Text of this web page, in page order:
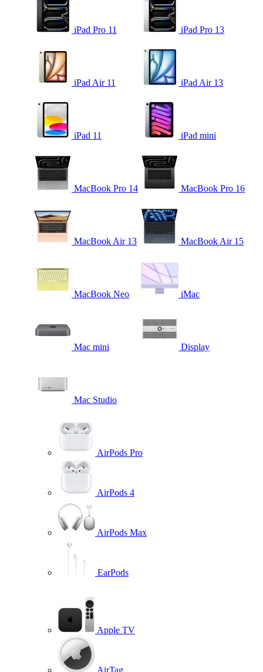
iPad Pro 11 iPad Pro 13
iPad Air 11 iPad Air 13
iPad 11 iPad mini
MacBook Pro 14 MacBook Pro 16
MacBook Air 13 MacBook Air 15
MacBook Neo iMac
Mac mini Display
Mac Studio
AirPods Pro
AirPods 4
AirPods Max
EarPods
Apple TV